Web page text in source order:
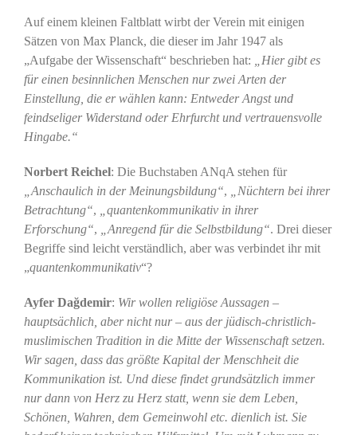
Auf einem kleinen Faltblatt wirbt der Verein mit einigen
Sätzen von Max Planck, die dieser im Jahr 1947 als
„Aufgabe der Wissenschaft“ beschrieben hat:
„Hier gibt es
für einen besinnlichen Menschen nur zwei Arten der
Einstellung, die er wählen kann: Entweder Angst und
feindseliger Widerstand oder Ehrfurcht und vertrauensvolle
Hingabe.“
Norbert Reichel: Die Buchstaben ANqA stehen für
„Anschaulich in der Meinungsbildung“,
„Nüchtern bei ihrer
Betrachtung“,
„quantenkommunikativ in ihrer
Erforschung“, „Anregend für die Selbstbildung“. Drei dieser
Begriffe sind leicht verständlich, aber was verbindet ihr mit
„quantenkommunikativ“?
Ayfer Dağdemir: Wir wollen religiöse Aussagen –
hauptsächlich, aber nicht nur – aus der jüdisch-christlich-
muslimischen Tradition in die Mitte der Wissenschaft setzen.
Wir sagen, dass das größte Kapital der Menschheit die
Kommunikation ist. Und diese findet grundsätzlich immer
nur dann von Herz zu Herz statt, wenn sie dem Leben,
Schönen, Wahren, dem Gemeinwohl etc. dienlich ist. Sie